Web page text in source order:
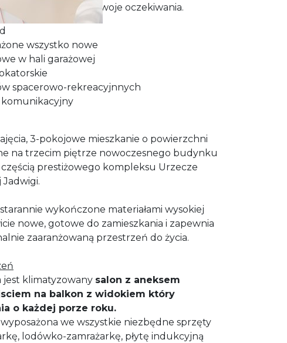
z pewnością spełni Twoje oczekiwania.
wszystko nowe
w hali garażowej
spacerowo-rekreacyjnnych
3-pokojowe mieszkanie o powierzchni
na trzecim piętrze nowoczesnego budynku
prestiżowego kompleksu Urzecze
starannie wykończone materiałami wysokiej
nowe, gotowe do zamieszkania i zapewnia
zaaranżowaną przestrzeń do życia.
jest klimatyzowany salon z aneksem
na balkon z widokiem który
o każdej porze roku.
wyposażona we wszystkie niezbędne sprzęty
lodówko-zamrażarkę, płytę indukcyjną